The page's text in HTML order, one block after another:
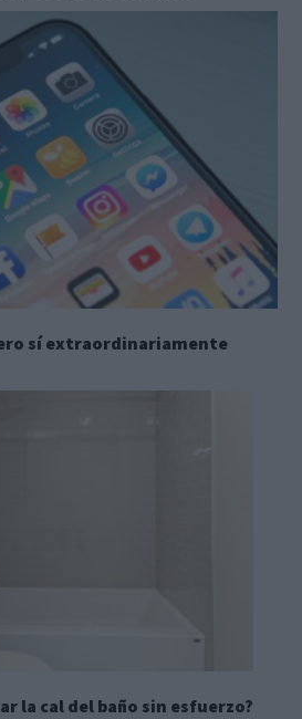
sí extraordinariamente
la cal del baño sin esfuerzo?